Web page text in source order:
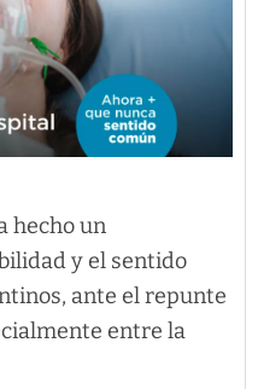
hecho un
y el sentido
ante el repunte
entre la